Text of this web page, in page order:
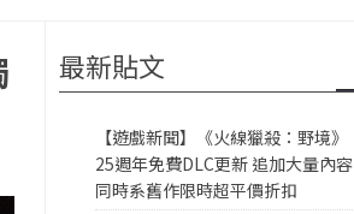
最新貼文
【遊戲新聞】《火線獵殺：野境》
25週年免費DLC更新 追加大量內容
同時系舊作限時超平價折扣